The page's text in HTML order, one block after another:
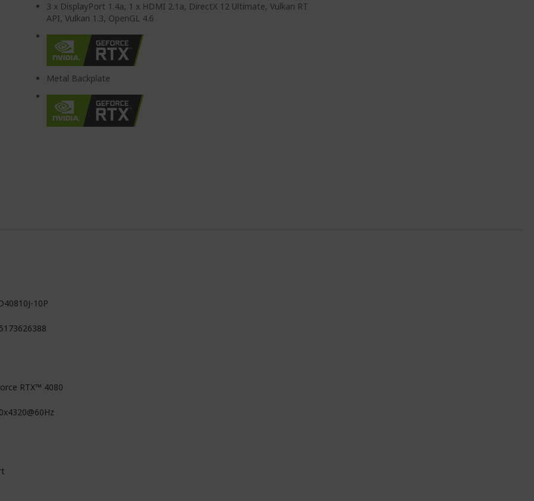
3 x DisplayPort 1.4a, 1 x HDMI 2.1a, DirectX 12 Ultimate, Vulkan RT
API, Vulkan 1.3, OpenGL 4.6
Metal Backplate
10P
RTX™ 4080